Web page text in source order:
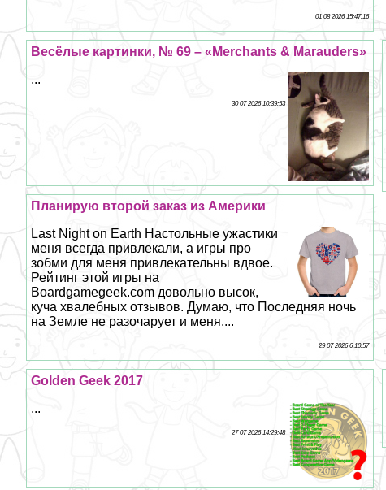
01 08 2026 15:47:16
Весёлые картинки, № 69 – «Merchants & Marauders»
...
30 07 2026 10:39:53
Планирую второй заказ из Америки
Last Night on Earth Настольные ужастики
меня всегда привлекали, а игры про
зобми для меня привлекательны вдвое.
Рейтинг этой игры на
Boardgamegeek.com довольно высок,
куча хвалебных отзывов. Думаю, что Последняя ночь
на Земле не разочарует и меня....
29 07 2026 6:10:57
Golden Geek 2017
...
27 07 2026 14:29:48